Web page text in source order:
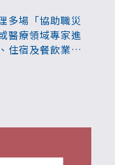
多場「協助職災
醫療領域專家進
住宿及餐飲業、
訊，順利重返